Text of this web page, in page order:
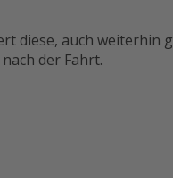
diese, auch weiterhin
der Fahrt.